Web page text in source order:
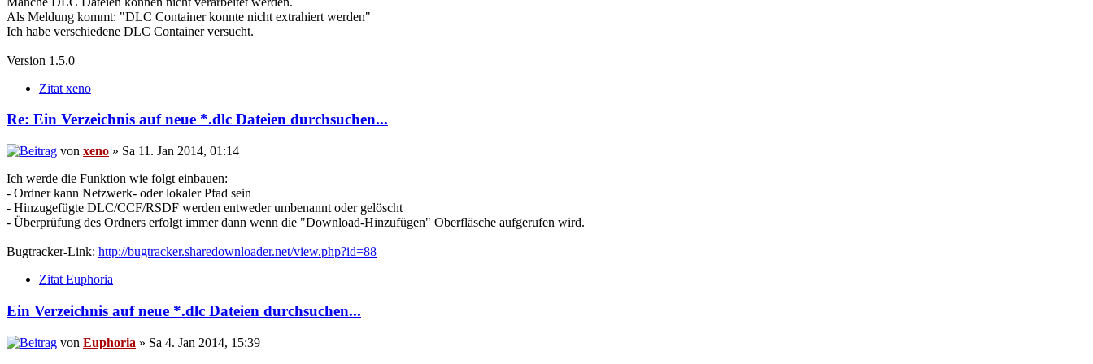
Als Meldung kommt: "DLC Container konnte nicht extrahiert werden"
Ich habe verschiedene DLC Container versucht.
Version 1.5.0
Zitat xeno
Re: Ein Verzeichnis auf neue *.dlc Dateien durchsuchen...
von xeno » Sa 11. Jan 2014, 01:14
Ich werde die Funktion wie folgt einbauen:
- Ordner kann Netzwerk- oder lokaler Pfad sein
- Hinzugefügte DLC/CCF/RSDF werden entweder umbenannt oder gelöscht
- Überprüfung des Ordners erfolgt immer dann wenn die "Download-Hinzufügen" Oberfläsche aufgerufen wird.
Bugtracker-Link: http://bugtracker.sharedownloader.net/view.php?id=88
Zitat Euphoria
Ein Verzeichnis auf neue *.dlc Dateien durchsuchen...
von Euphoria » Sa 4. Jan 2014, 15:39